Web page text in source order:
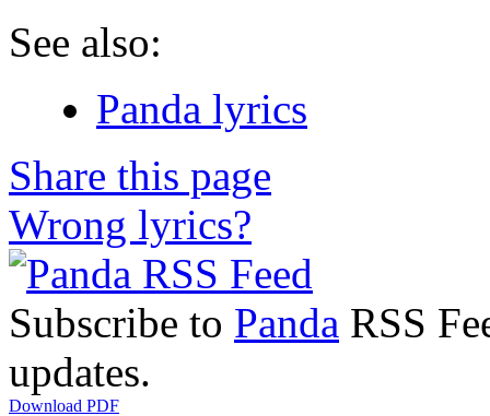
See also:
Panda lyrics
Share this page
Wrong lyrics?
Subscribe to Panda RSS
updates.
Download PDF